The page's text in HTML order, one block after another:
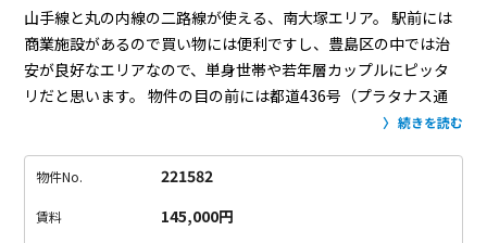
山手線と丸の内線の二路線が使える、南大塚エリア。 駅前には
商業施設があるので買い物には便利ですし、豊島区の中では治
安が良好なエリアなので、単身世帯や若年層カップルにピッタ
リだと思います。 物件の目の前には都道436号（プラタナス通
り）が通ってますが、お部屋の窓がペアガラスなので、車の音は
ナスの緑が見れて、借景として使えます！
物件は全ての号室が、室内に入ってすぐのところにキッチンス
続きを読む
物件No. 221582
賃料 145,000円